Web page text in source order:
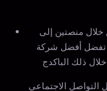
خلال منصتين إلى
تفضل أفضل شركة